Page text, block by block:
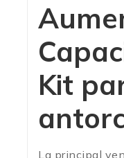
Kit
La principal